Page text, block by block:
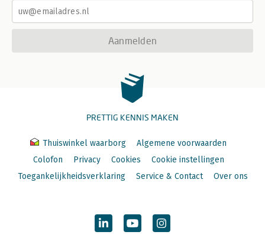
Aanmelden
PRETTIG KENNIS MAKEN
Thuiswinkel waarborg
Algemene voorwaarden
Colofon
Privacy Cookies
Cookie instellingen
Toegankelijkheidsverklaring
Service & Contact Over ons